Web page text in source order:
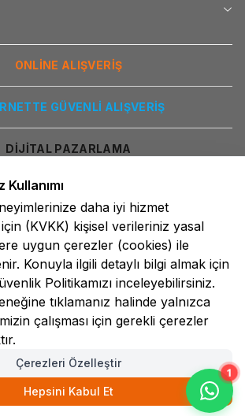
1
ONLİNE ALIŞVERİŞ
GÜVENLİ ALIŞVERİŞ
DİJİTAL PAZARLAMA
LokmanAVM
daha iyi hizmet
(KVKK) kişisel verileriniz yasal
uygun çerezler (cookies) ile
Konuyla ilgili detaylı bilgi almak için
Politikamızı inceleyebilirsiniz.
tıklamanız halinde yalnızca
çalışması için gerekli çerezler
Çerezleri Özelleştir
Hepsini Kabul Et